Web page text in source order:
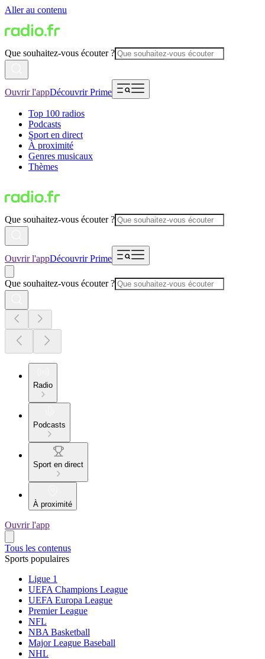
Aller au contenu
Que souhaitez-vous écouter ?
Ouvrir l'appDécouvrir Prime
Top 100 radios
Podcasts
Sport en direct
À proximité
Genres musicaux
Thèmes
Que souhaitez-vous écouter ?
Ouvrir l'appDécouvrir Prime
Que souhaitez-vous écouter ?
Radio
Podcasts
Sport en direct
À proximité
Ouvrir l'app
Tous les contenus
Sports populaires
Ligue 1
UEFA Champions League
UEFA Europa League
Premier League
NFL
NBA Basketball
Major League Baseball
NHL